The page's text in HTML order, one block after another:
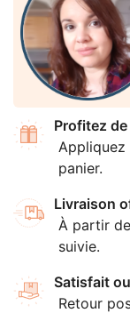
Profitez
Appliquez
panier.
Livraison
À partir
suivie.
Satisfait
Retour